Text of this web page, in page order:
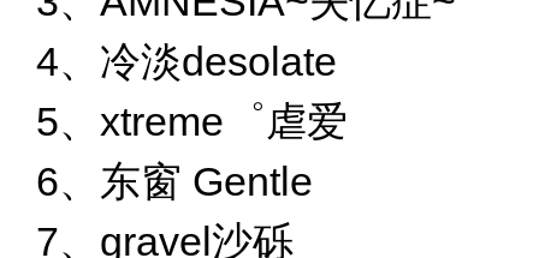
4、冷淡desolate
5、xtreme゜虐爱
6、东窗 Gentle
7、gravel沙砾